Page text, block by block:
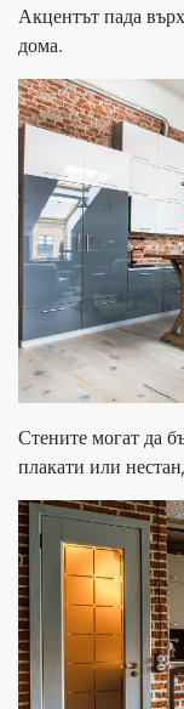
Акцентът пада
дома.
Стените могат да
плакати или